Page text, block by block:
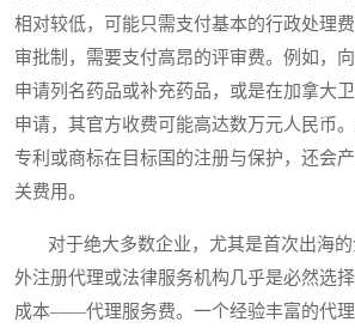
相对较低，可能只需支付基本的行政处理
审批制，需要支付高昂的评审费。例如，
申请列名药品或补充药品，或是在加拿大
申请，其官方收费可能高达数万元人民币
专利或商标在目标国的注册与保护，还会
关费用。
对于绝大多数企业，尤其是首次出海的
外注册代理或法律服务机构几乎是必然选
成本——代理服务费。一个经验丰富的代